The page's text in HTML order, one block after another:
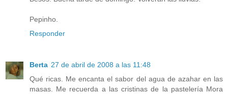
Pepinho.
Responder
Berta 27 de abril de 2008 a las 11:48
Qué ricas. Me encanta el sabor del agua de azahar en las
masas. Me recuerda a las cristinas de la pastelería Mora